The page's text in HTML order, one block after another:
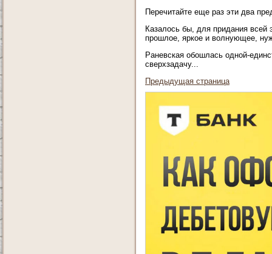
Перечитайте еще раз эти два
Казалось бы, для придания всей
прошлое, яркое и волнующее,
Раневская обошлась одной-
сверхзадачу...
Предыдущая страница